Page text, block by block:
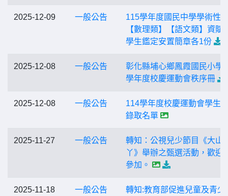
2025-12-09 一般公告
115學年度國民中學學術性
【數理類】【語文類】資賦
學生鑑定安置簡章各1份
2025-12-08 一般公告
彰化縣埔心鄉鳳霞國民小學
學年度校慶運動會秩序冊
2025-12-08 一般公告
114學年度校慶運動會學生
錄取名單
2025-11-27 一般公告
轉知：公視兒少節目《大山
丫》舉辦之甄選活動，歡迎
參加。
2025-11-18 一般公告
轉知:教育部促進兒童及青少